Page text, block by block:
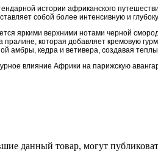
истории африканского
собой более интенсивную и
яркими верхними нотами черной
которая добавляет кремовую
амбры, кедра и ветивера, создавая
влияние Африки на парижскую
данный товар, могут